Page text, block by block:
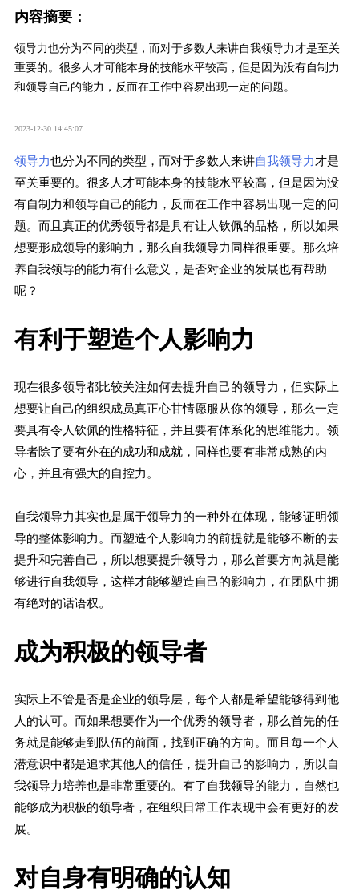
内容摘要：
领导力也分为不同的类型，而对于多数人来讲自我领导力才是至关
重要的。很多人才可能本身的技能水平较高，但是因为没有自制力
和领导自己的能力，反而在工作中容易出现一定的问题。
2023-12-30 14:45:07
领导力也分为不同的类型，而对于多数人来讲自我领导力才是
至关重要的。很多人才可能本身的技能水平较高，但是因为没
有自制力和领导自己的能力，反而在工作中容易出现一定的问
题。而且真正的优秀领导都是具有让人钦佩的品格，所以如果
想要形成领导的影响力，那么自我领导力同样很重要。那么培
养自我领导的能力有什么意义，是否对企业的发展也有帮助
呢？
有利于塑造个人影响力
现在很多领导都比较关注如何去提升自己的领导力，但实际上
想要让自己的组织成员真正心甘情愿服从你的领导，那么一定
要具有令人钦佩的性格特征，并且要有体系化的思维能力。领
导者除了要有外在的成功和成就，同样也要有非常成熟的内
心，并且有强大的自控力。
自我领导力其实也是属于领导力的一种外在体现，能够证明领
导的整体影响力。而塑造个人影响力的前提就是能够不断的去
提升和完善自己，所以想要提升领导力，那么首要方向就是能
够进行自我领导，这样才能够塑造自己的影响力，在团队中拥
有绝对的话语权。
成为积极的领导者
实际上不管是否是企业的领导层，每个人都是希望能够得到他
人的认可。而如果想要作为一个优秀的领导者，那么首先的任
务就是能够走到队伍的前面，找到正确的方向。而且每一个人
潜意识中都是追求其他人的信任，提升自己的影响力，所以自
我领导力培养也是非常重要的。有了自我领导的能力，自然也
能够成为积极的领导者，在组织日常工作表现中会有更好的发
展。
对自身有明确的认知